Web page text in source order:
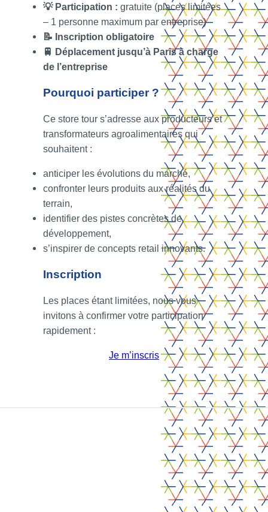
💡 Participation : gratuite (places limitées
– 1 personne maximum par entreprise)
📝 Inscription obligatoire
🚆 Déplacement jusqu’à Paris à charge
de l’entreprise
Pourquoi participer ?
Ce store tour s’adresse aux producteurs et
transformateurs agroalimentaires qui
souhaitent :
anticiper les évolutions du marché,
confronter leurs produits aux réalités du
terrain,
identifier des pistes concrètes de
développement,
s’inspirer de concepts retail innovants.
Inscription
Les places étant limitées, nous vous
invitons à confirmer votre participation
rapidement :
Je m’inscris